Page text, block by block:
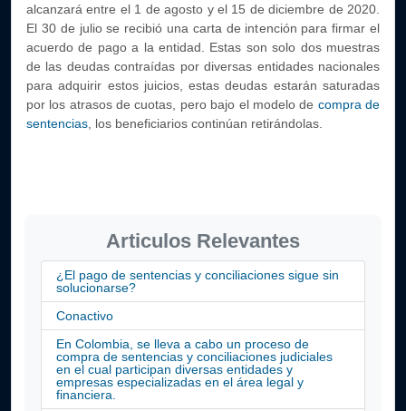
alcanzará entre el 1 de agosto y el 15 de diciembre de 2020.
El 30 de julio se recibió una carta de intención para firmar el
acuerdo de pago a la entidad. Estas son solo dos muestras
de las deudas contraídas por diversas entidades nacionales
para adquirir estos juicios, estas deudas estarán saturadas
por los atrasos de cuotas, pero bajo el modelo de compra de
sentencias , los beneficiarios continúan retirándolas.
Articulos Relevantes
¿El pago de sentencias y conciliaciones sigue sin
solucionarse?
Conactivo
En Colombia, se lleva a cabo un proceso de
compra de sentencias y conciliaciones judiciales
en el cual participan diversas entidades y
empresas especializadas en el área legal y
financiera.